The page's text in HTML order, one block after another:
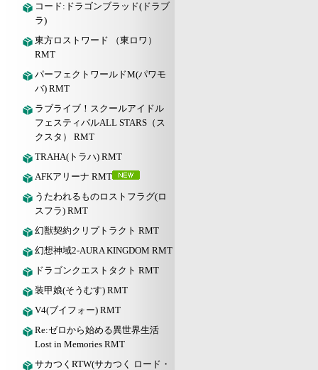
コード:ドラゴンブラッド(ドラブ
ラ)
東方ロストワード （東ロワ）
RMT
パーフェクトワールドM(パワモ
バ) RMT
ラブライブ！スクールアイドル
フェスティバルALL STARS（ス
クスタ） RMT
TRAHA(トラハ) RMT
AFKアリーナ RMT
うたわれるものロストフラグ(ロ
スフラ) RMT
幻獣契約クリプトラクト RMT
幻想神域2-AURA KINGDOM RMT
ドラゴンクエストタクト RMT
装甲娘(そうむす) RMT
V4(ブイフォー) RMT
Re:ゼロから始める異世界生活
Lost in Memories RMT
サカつくRTW(サカつく ロード・